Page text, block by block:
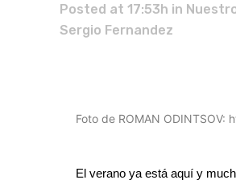
Posted at 17:53h in
Sergio Fernandez
Foto de ROMAN ODINTSOV:
El verano ya está aquí y